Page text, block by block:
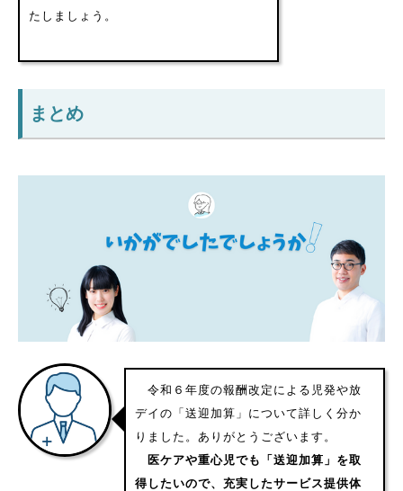
たしましょう。
まとめ
令和６年度の報酬改定による児発や放
デイの「送迎加算」について詳しく分か
りました。ありがとうございます。
医ケアや重心児でも「送迎加算」を取
得したいので、充実したサービス提供体